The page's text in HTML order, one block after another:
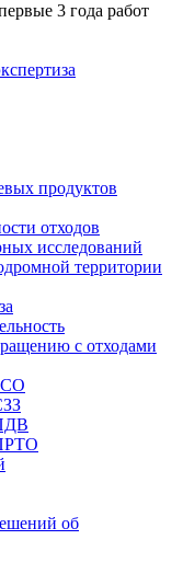
3 года работ
продуктов
отходов
исследований
территории
с отходами
об